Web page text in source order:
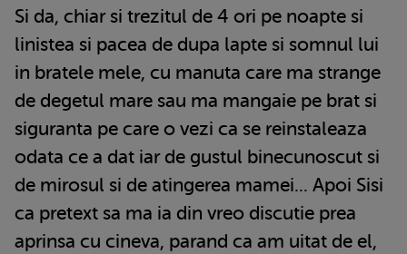
Si da, chiar si trezitul de 4 ori pe noapte si
linistea si pacea de dupa lapte si somnul lui
in bratele mele, cu manuta care ma strange
de degetul mare sau ma mangaie pe brat si
siguranta pe care o vezi ca se reinstaleaza
odata ce a dat iar de gustul binecunoscut si
de mirosul si de atingerea mamei... Apoi Sisi
ca pretext sa ma ia din vreo discutie prea
aprinsa cu cineva, parand ca am uitat de el,